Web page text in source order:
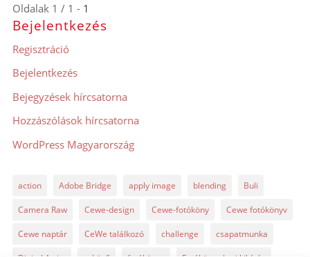
Oldalak 1 / 1 - 1
Bejelentkezés
Regisztráció
Bejelentkezés
Bejegyzések hírcsatorna
Hozzászólások hírcsatorna
WordPress Magyarország
action Adobe Bridge apply image blending Buli
Camera Raw Cewe-design Cewe-fotóköny Cewe fotókönyv
Cewe naptár CeWe találkozó challenge csapatmunka